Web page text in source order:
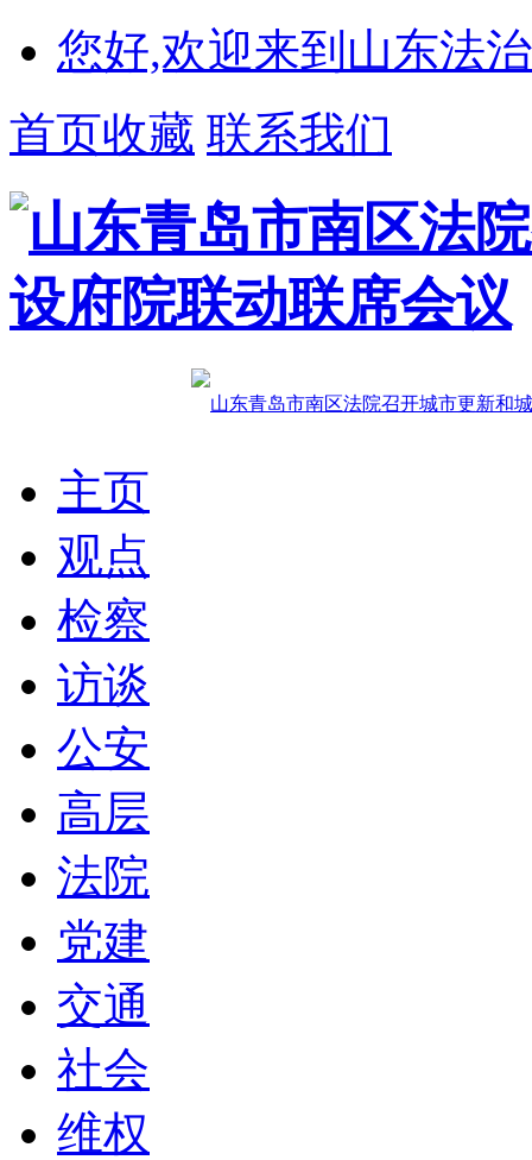
您好,欢迎来到山东法
首页收藏 联系我们
主页
观点
检察
访谈
公安
高层
法院
党建
交通
社会
维权